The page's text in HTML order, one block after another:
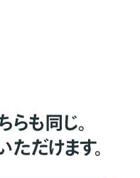
も同じ。
だけます。